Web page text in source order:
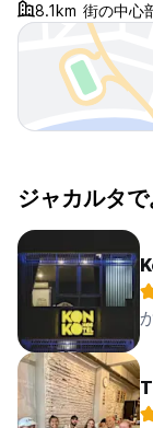
8.1km 街の中心
ジャカルタ